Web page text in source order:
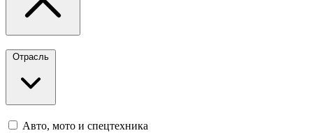
Отрасль
Авто, мото и спецтехника